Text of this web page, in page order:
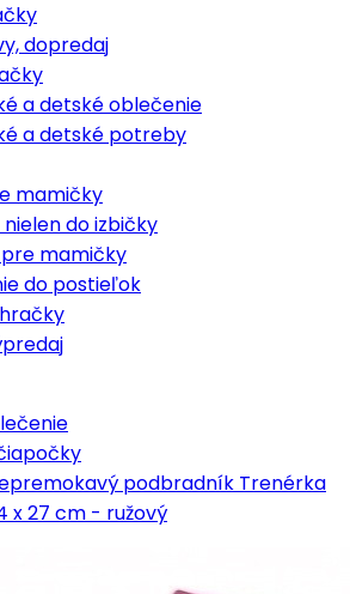
dopredaj
a detské oblečenie
a detské potreby
mamičky
do izbičky
mamičky
do postieľok
podbradník Trenérka
x 27 cm - ružový